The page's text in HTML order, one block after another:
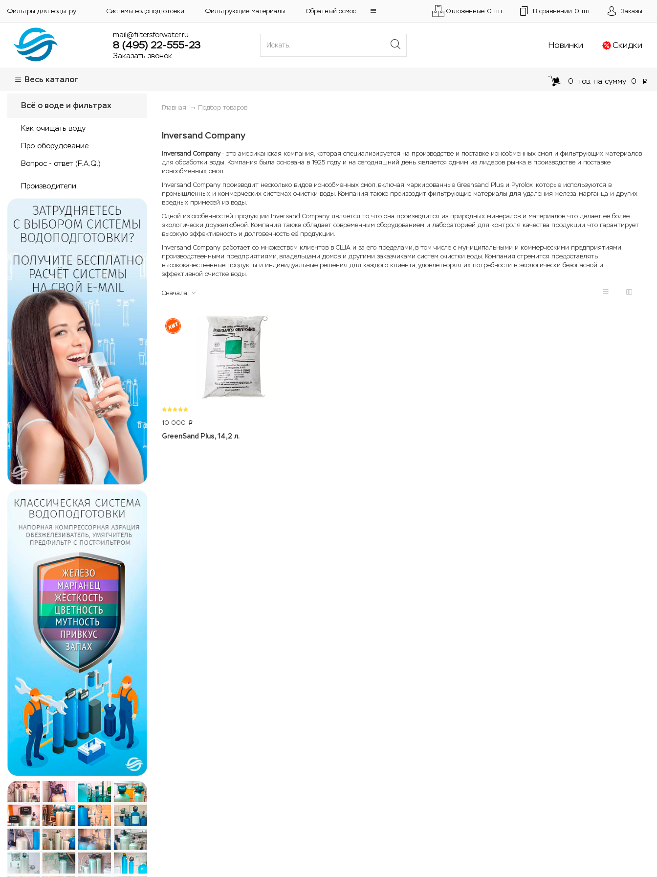
Фильтры для воды. ру Системы водоподготовки Фильтрующие материалы Обратный осмос Отложенные 0 шт. В сравнении 0 шт. Заказы
mail@filtersforwater.ru
8 (495) 22-555-23
Заказать звонок
Новинки Скидки
Весь каталог 0 тов. на сумму 0 p
Всё о воде и фильтрах
Как очищать воду
Про оборудование
Вопрос - ответ (F.A.Q.)
Производители
Главная Подбор товаров
Inversand Company
Inversand Company- это американская компания, которая специализируется на производстве и поставке ионообменных смол и фильтрующих материалов
для обработки воды. Компания была основана в 1925 году и на сегодняшний день является одним из лидеров рынка в производстве и поставке
ионообменных смол.
Inversand Company производит несколько видов ионообменных смол, включая маркированные Greensand Plus и Pyrolox, которые используются в
промышленных и коммерческих системах очистки воды. Компания также производит фильтрующие материалы для удаления железа, марганца и других
вредных примесей из воды.
Одной из особенностей продукции Inversand Company является то, что она производится из природных минералов и материалов, что делает её более
экологически дружелюбной. Компания также обладает современным оборудованием и лабораторией для контроля качества продукции, что гарантирует
высокую эффективность и долговечность её продукции.
Inversand Company работает со множеством клиентов в США и за его пределами, в том числе с муниципальными и коммерческими предприятиями,
производственными предприятиями, владельцами домов и другими заказчиками систем очистки воды. Компания стремится предоставлять
высококачественные продукты и индивидуальные решения для каждого клиента, удовлетворяя их потребности в экологически безопасной и
эффективной очистке воды.
Сначала:
10 000 p
GreenSand Plus, 14,2 л.